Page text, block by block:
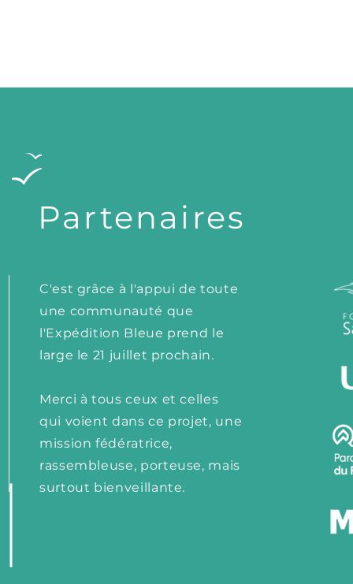
Partenaires
C'est grâce à l'appui de toute
une communauté que
l'Expédition Bleue prend le
large le 21 juillet prochain.
Merci à tous ceux et celles
qui voient dans ce projet, une
mission fédératrice,
rassembleuse, porteuse, mais
surtout bienveillante.